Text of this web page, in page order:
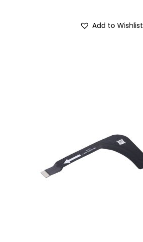
Add to Wishlist